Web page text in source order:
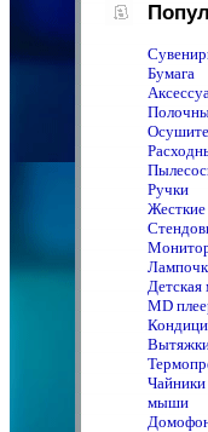
Бумага
Ручки
Детская
MD
Чайники
мыши